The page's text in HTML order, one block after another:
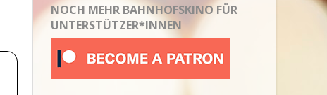
NOCH MEHR BAHNHOFSKINO FÜR
UNTERSTÜTZER*INNEN